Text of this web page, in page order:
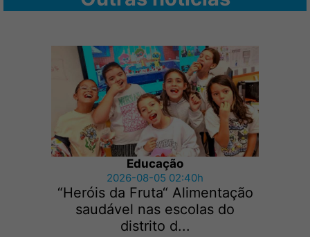
Educação
2026-08-05 02:40h
“Heróis da Fruta“ Alimentação
saudável nas escolas do
distrito d...